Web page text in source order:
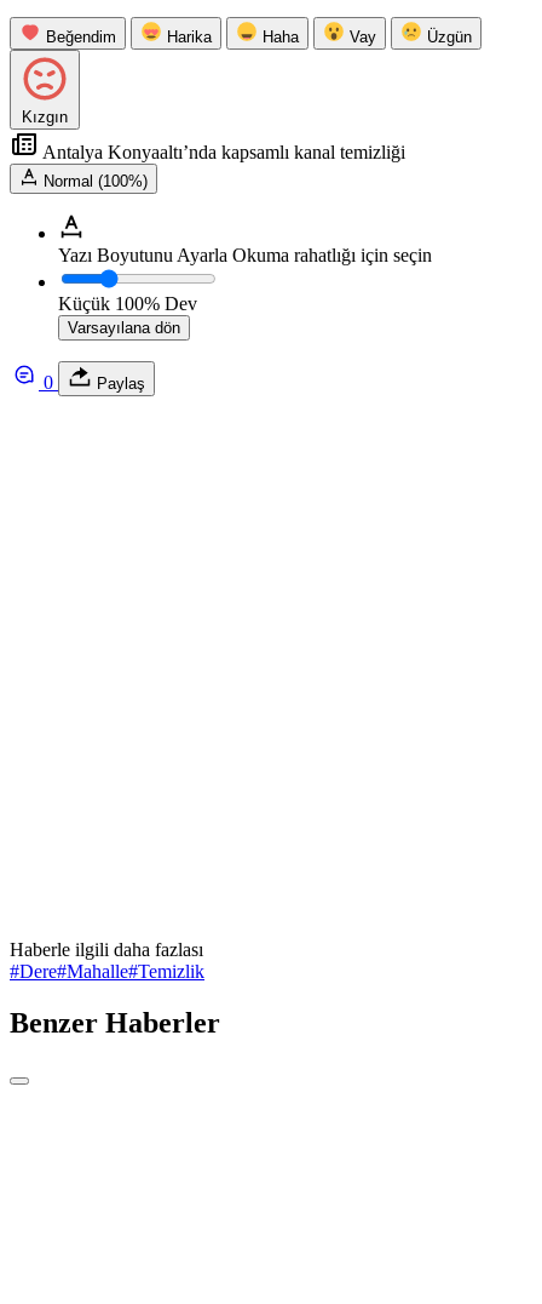
Beğendim Harika Haha Vay Üzgün
Kızgın
Antalya Konyaaltı’nda kapsamlı kanal temizliği
Normal (100%)
Yazı Boyutunu Ayarla Okuma rahatlığı için seçin
Küçük 100% Dev
Varsayılana dön
0 Paylaş
Haberle ilgili daha fazlası
#Dere#Mahalle#Temizlik
Benzer Haberler